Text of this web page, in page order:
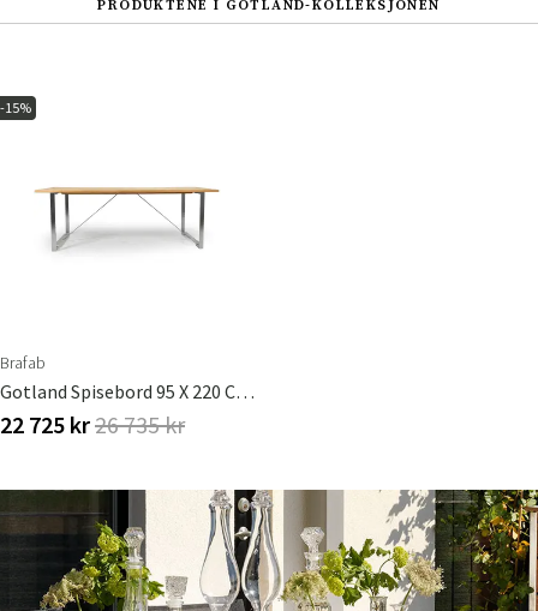
PRODUKTENE I GOTLAND-KOLLEKSJONEN
-15%
Brafab
Gotland Spisebord 95 X 220 Cm Brafab
22 725 kr26 735 kr